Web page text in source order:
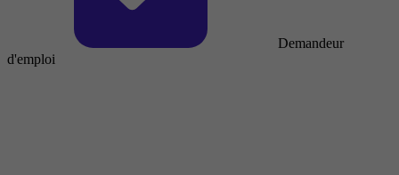
Demandeur
d'emploi